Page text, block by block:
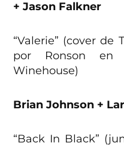
+ Jason Falkner
“Valerie” (cover de
por Ronson
Winehouse)
Brian Johnson +
“Back In Black”